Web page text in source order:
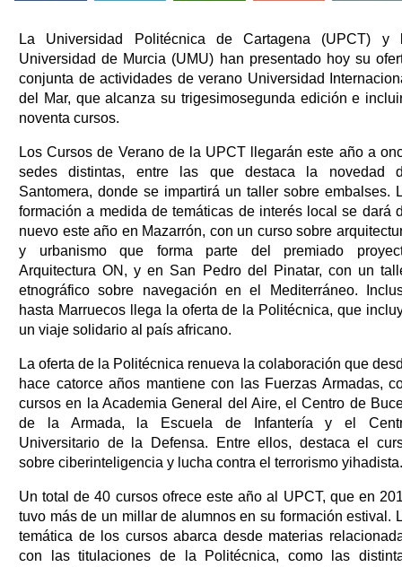
La Universidad Politécnica de Cartagena (UPCT) y
Universidad de Murcia (UMU) han presentado hoy su
conjunta de actividades de verano Universidad
del Mar, que alcanza su trigesimosegunda edición e
noventa cursos.
Los Cursos de Verano de la UPCT llegarán este año a
sedes distintas, entre las que destaca la novedad
Santomera, donde se impartirá un taller sobre embalses.
formación a medida de temáticas de interés local se dará
nuevo este año en Mazarrón, con un curso sobre
y urbanismo que forma parte del premiado
Arquitectura ON, y en San Pedro del Pinatar, con un
etnográfico sobre navegación en el Mediterráneo.
hasta Marruecos llega la oferta de la Politécnica, que
un viaje solidario al país africano.
La oferta de la Politécnica renueva la colaboración que
hace catorce años mantiene con las Fuerzas Armadas,
cursos en la Academia General del Aire, el Centro de
de la Armada, la Escuela de Infantería y el
Universitario de la Defensa. Entre ellos, destaca el
sobre ciberinteligencia y lucha contra el terrorismo yihadista.
Un total de 40 cursos ofrece este año al UPCT, que en
tuvo más de un millar de alumnos en su formación estival.
temática de los cursos abarca desde materias
con las titulaciones de la Politécnica, como las